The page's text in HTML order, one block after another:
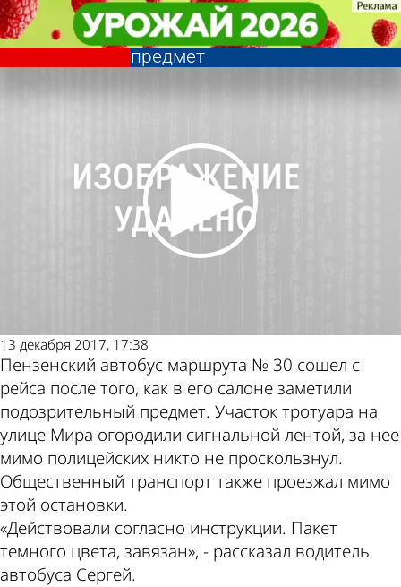
В Пензе в автобусе № 30
обнаружили подозрительный
предмет
Происшествия
13 декабря 2017, 17:38
Пензенский автобус маршрута № 30 сошел с
рейса после того, как в его салоне заметили
подозрительный предмет. Участок тротуара на
улице Мира огородили сигнальной лентой, за нее
мимо полицейских никто не проскользнул.
Общественный транспорт также проезжал мимо
этой остановки.
«Действовали согласно инструкции. Пакет
темного цвета, завязан», - рассказал водитель
автобуса Сергей.
В Пензе в автобусе № 30
обнаружили подозрительный
предмет
Происшествия
Другие новости по
теме
Погода и курсы
валют в Пензе